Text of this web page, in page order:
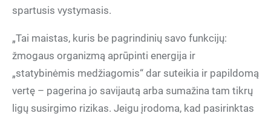
spartusis vystymasis.
„Tai maistas, kuris be pagrindinių savo funkcijų:
žmogaus organizmą aprūpinti energija ir
„statybinėmis medžiagomis“ dar suteikia ir papildomą
vertę – pagerina jo savijautą arba sumažina tam tikrų
ligų susirgimo rizikas. Jeigu įrodoma, kad pasirinktas